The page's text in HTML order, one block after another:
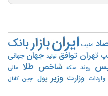
امنیت ایرانبازاربانک
تهران توافق تولید جهان جهانی
روند سکه شاخص طلا مالی
واردات وزارت وزیر پول چین کانال